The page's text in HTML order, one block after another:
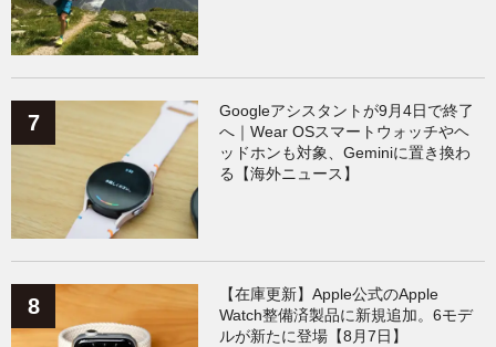
Googleアシスタントが9月4日で終了
へ｜Wear OSスマートウォッチやヘ
ッドホンも対象、Geminiに置き換わ
る【海外ニュース】
【在庫更新】Apple公式のApple
Watch整備済製品に新規追加。6モデ
ルが新たに登場【8月7日】